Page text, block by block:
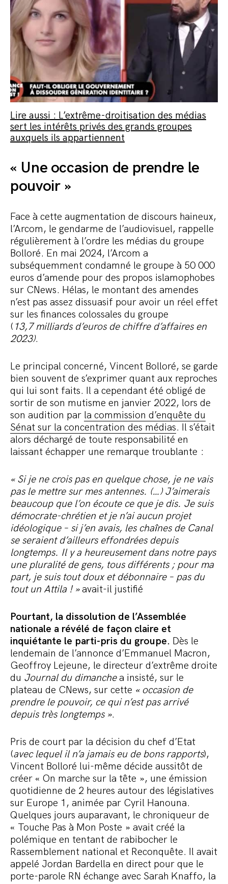
Lire aussi : L’extrême-droitisation des médias
sert les intérêts privés des grands groupes
auxquels ils appartiennent
« Une occasion de prendre le
pouvoir »
Face à cette augmentation de discours haineux,
l’Arcom, le gendarme de l’audiovisuel, rappelle
régulièrement à l’ordre les médias du groupe
Bolloré. En mai 2024, l’Arcom a
subséquemment condamné le groupe à 50 000
euros d’amende pour des propos islamophobes
sur CNews. Hélas, le montant des amendes
n’est pas assez dissuasif pour avoir un réel effet
sur les finances colossales du groupe
( 13,7 milliards d’euros de chiffre d’affaires en
2023).
Le principal concerné, Vincent Bolloré, se garde
bien souvent de s’exprimer quant aux reproches
qui lui sont faits. Il a cependant été obligé de
sortir de son mutisme en janvier 2022, lors de
son audition par la commission d’enquête du
Sénat sur la concentration des médias. Il s’était
alors déchargé de toute responsabilité en
laissant échapper une remarque troublante :
« Si je ne crois pas en quelque chose, je ne vais
pas le mettre sur mes antennes. (…) J’aimerais
beaucoup que l’on écoute ce que je dis. Je suis
démocrate-chrétien et je n’ai aucun projet
idéologique – si j’en avais, les chaînes de Canal
se seraient d’ailleurs effondrées depuis
longtemps. Il y a heureusement dans notre pays
une pluralité de gens, tous différents ; pour ma
part, je suis tout doux et débonnaire – pas du
tout un Attila ! »avait-il justifié
Pourtant, la dissolution de l’Assemblée
nationale a révélé de façon claire et
inquiétante le parti-pris du groupe. Dès le
lendemain de l’annonce d’Emmanuel Macron,
Geoffroy Lejeune, le directeur d’extrême droite
du Journal du dimanchea insisté, sur le
plateau de CNews, sur cette « occasion de
prendre le pouvoir, ce qui n’est pas arrivé
depuis très longtemps ».
Pris de court par la décision du chef d’Etat
(avec lequel il n’a jamais eu de bons rapports),
Vincent Bolloré lui-même décide aussitôt de
créer « On marche sur la tête », une émission
quotidienne de 2 heures autour des législatives
sur Europe 1, animée par Cyril Hanouna.
Quelques jours auparavant, le chroniqueur de
« Touche Pas à Mon Poste » avait créé la
polémique en tentant de rabibocher le
Rassemblement national et Reconquête. Il avait
appelé Jordan Bardella en direct pour que le
porte-parole RN échange avec Sarah Knaffo, la